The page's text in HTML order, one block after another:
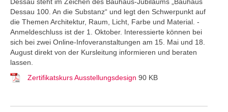
Dessau 100. An die Substanz“ und legt den Schwerpunkt auf
die Themen Architektur, Raum, Licht, Farbe und Material. -
Anmeldeschluss ist der 1. Oktober. Interessierte können bei
sich bei zwei Online-Infoveranstaltungen am 15. Mai und 18.
August direkt von der Kursleitung informieren und beraten
lassen.
Zertifikatskurs Ausstellungsdesign 90 KB